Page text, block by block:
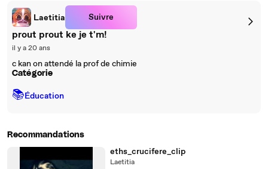
Laetitia Suivre
prout prout ke je t'm!
il y a 20 ans
c kan on attendé la prof de chimie
Catégorie
📚Éducation
Recommandations
eths_crucifere_clip
Laetitia